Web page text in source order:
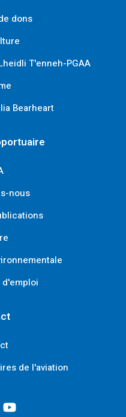
dons
T'enneh-PGAA
Bearheart
nous
de l'aviation
in new window)
opens in new window)
YouTube
(Link opens in new window)